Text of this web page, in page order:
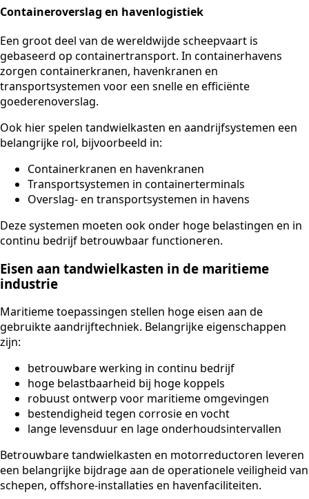
Containeroverslag en havenlogistiek
Een groot deel van de wereldwijde scheepvaart is
gebaseerd op containertransport. In containerhavens
zorgen containerkranen, havenkranen en
transportsystemen voor een snelle en efficiënte
goederenoverslag.
Ook hier spelen tandwielkasten en aandrijfsystemen een
belangrijke rol, bijvoorbeeld in:
Containerkranen en havenkranen
Transportsystemen in containerterminals
Overslag- en transportsystemen in havens
Deze systemen moeten ook onder hoge belastingen en in
continu bedrijf betrouwbaar functioneren.
Eisen aan tandwielkasten in de maritieme
industrie
Maritieme toepassingen stellen hoge eisen aan de
gebruikte aandrijftechniek. Belangrijke eigenschappen
zijn:
betrouwbare werking in continu bedrijf
hoge belastbaarheid bij hoge koppels
robuust ontwerp voor maritieme omgevingen
bestendigheid tegen corrosie en vocht
lange levensduur en lage onderhoudsintervallen
Betrouwbare tandwielkasten en motorreductoren leveren
een belangrijke bijdrage aan de operationele veiligheid van
schepen, offshore-installaties en havenfaciliteiten.